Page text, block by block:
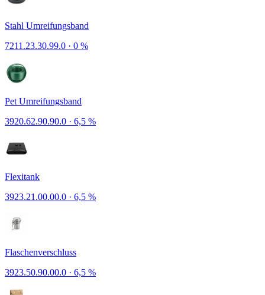
Stahl Umreifungsband
7211.23.30.99.0 · 0 %
Pet Umreifungsband
3920.62.90.90.0 · 6,5 %
Flexitank
3923.21.00.00.0 · 6,5 %
Flaschenverschluss
3923.50.90.00.0 · 6,5 %